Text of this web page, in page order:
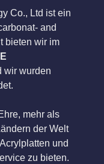
Co., Ltd ist ein
and
bieten wir im
wir wurden
mehr als
der Welt
und
zu bieten.